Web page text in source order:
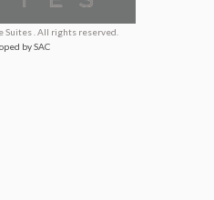
. All rights reserved.
by SAC